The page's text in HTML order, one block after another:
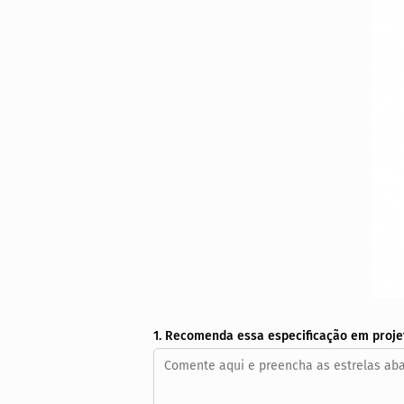
1. Recomenda essa especificação em